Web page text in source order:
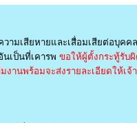
มเสียหายและเสื่อมเสียต่อบุคค
เป็นที่เคารพ ขอให้ผู้ตั้งกระทู้รับ
านพร้อมจะส่งรายละเอียดให้เจ้